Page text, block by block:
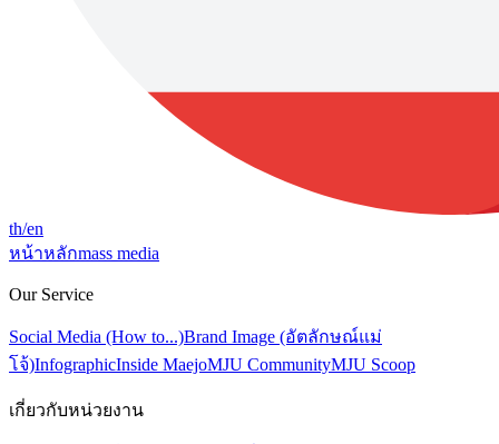
th/en
หน้าหลักmass media
Our Service
Social Media (How to...)Brand Image (อัตลักษณ์แม่
โจ้)InfographicInside MaejoMJU CommunityMJU Scoop
เกี่ยวกับหน่วยงาน